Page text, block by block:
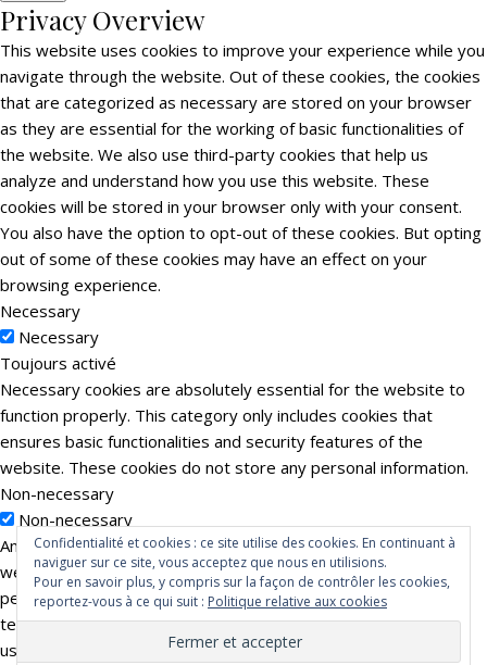
Privacy Overview
This website uses cookies to improve your experience while you
navigate through the website. Out of these cookies, the cookies
that are categorized as necessary are stored on your browser
as they are essential for the working of basic functionalities of
the website. We also use third-party cookies that help us
analyze and understand how you use this website. These
cookies will be stored in your browser only with your consent.
You also have the option to opt-out of these cookies. But opting
out of some of these cookies may have an effect on your
browsing experience.
Necessary
Necessary
Toujours activé
Necessary cookies are absolutely essential for the website to
function properly. This category only includes cookies that
ensures basic functionalities and security features of the
website. These cookies do not store any personal information.
Non-necessary
Non-necessary
Any cookies that may not be particularly necessary for the
website to function and is used specifically to collect user
personal data via analytics, ads, other embedded contents are
termed as non-necessary cookies. It is mandatory to procure
user consent prior to running these cookies on your website.
Confidentialité et cookies : ce site utilise des cookies. En continuant à
naviguer sur ce site, vous acceptez que nous en utilisions.
Pour en savoir plus, y compris sur la façon de contrôler les cookies,
reportez-vous à ce qui suit : Politique relative aux cookies